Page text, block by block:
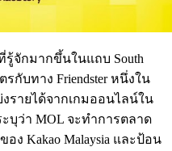
รู้จักมากขึ้นในแถบ South
กับทาง Friendster หนึ่งใน
รายได้จากเกมออนไลน์ใน
ะบุว่า MOL จะทำการตลาด
ง Kakao Malaysia และป้อน